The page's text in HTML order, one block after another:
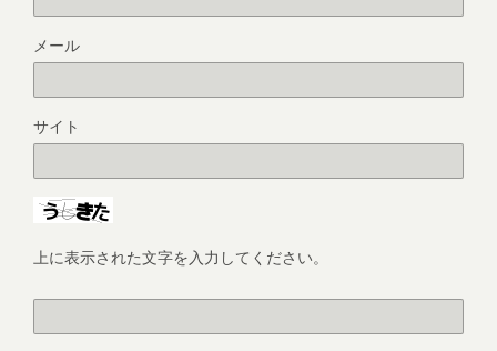
メール
サイト
上に表示された文字を入力してください。